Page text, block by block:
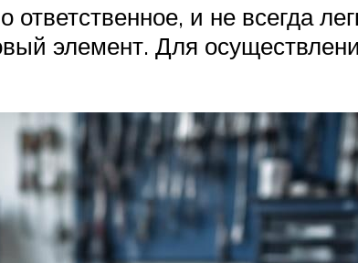
и не всегда
элемент. Для